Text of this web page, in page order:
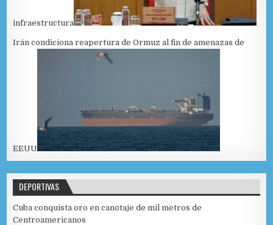
infraestructura
Irán condiciona reapertura de Ormuz al fin de amenazas de
EEUU
DEPORTIVAS
Cuba conquista oro en canotaje de mil metros de
Centroamericanos